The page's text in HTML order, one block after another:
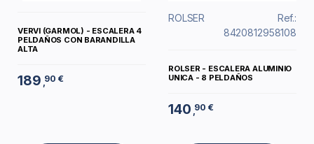
VERVI (GARMOL) - ESCALERA 4
PELDAÑOS CON BARANDILLA
ALTA
189 ,90 €
ROLSER
Ref.:
8420812958108
ROLSER - ESCALERA ALUMINIO
UNICA - 8 PELDAÑOS
140 ,90 €